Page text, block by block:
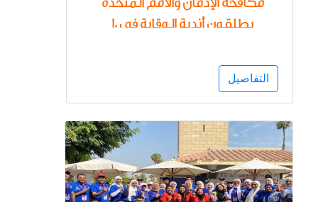
يطلقون أندية الوقاية في 10
مركز شباب بالمرحلة الأولى
التفاصيل